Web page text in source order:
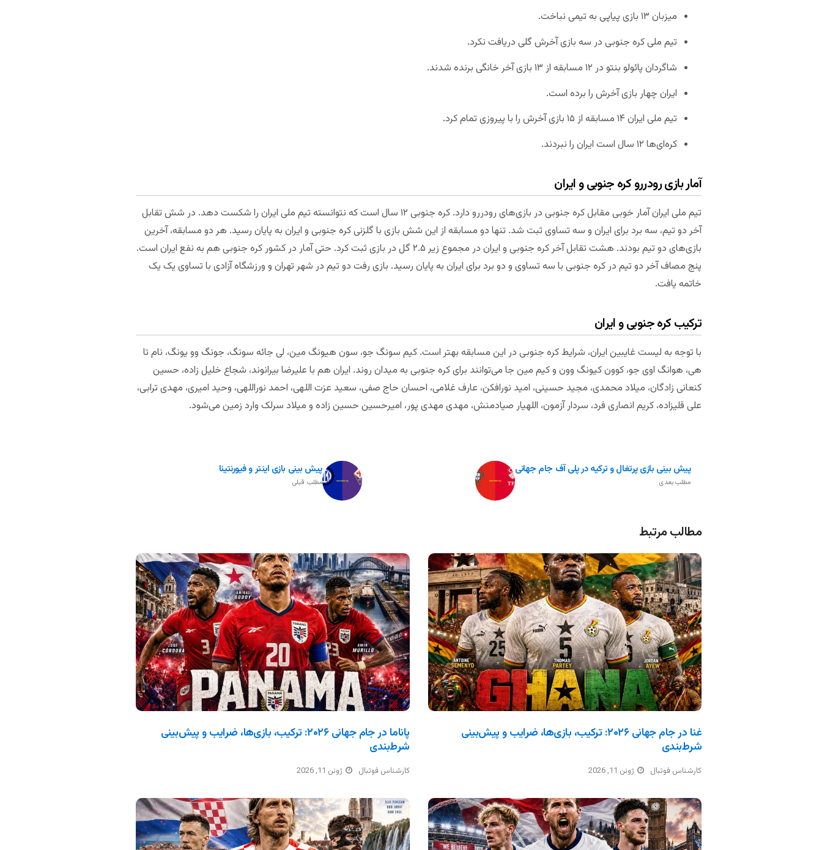
میزبان ۱۳ بازی پیاپی به تیمی نباخت.
تیم ملی کره جنوبی در سه بازی آخرش گلی دریافت نکرد.
شاگردان پائولو بنتو در ۱۲ مسابقه از ۱۳ بازی آخر خانگی برنده شدند.
ایران چهار بازی آخرش را برده است.
تیم ملی ایران ۱۴ مسابقه از ۱۵ بازی آخرش را با پیروزی تمام کرد.
کره‌ای‌ها ۱۲ سال است ایران را نبردند.
آمار بازی رودررو کره جنوبی و ایران
تیم ملی ایران آمار خوبی مقابل کره جنوبی در بازی‌های رودررو دارد. کره جنوبی ۱۲ سال است که نتوانسته تیم ملی ایران را شکست دهد. در شش تقابل
آخر دو تیم، سه برد برای ایران و سه تساوی ثبت شد. تنها دو مسابقه از این شش بازی با گلزنی کره جنوبی و ایران به پایان رسید. هر دو مسابقه، آخرین
بازی‌های دو تیم بودند. هشت تقابل آخر کره جنوبی و ایران در مجموع زیر ۲.۵ گل در بازی ثبت کرد. حتی آمار در کشور کره جنوبی هم به نفع ایران است.
پنج مصاف آخر دو تیم در کره جنوبی با سه تساوی و دو برد برای ایران به پایان رسید. بازی رفت دو تیم در شهر تهران و ورزشگاه آزادی با تساوی یک یک
خاتمه یافت.
ترکیب کره جنوبی و ایران
با توجه به لیست غایبین ایران، شرایط کره جنوبی در این مسابقه بهتر است. کیم سونگ جو، سون هیونگ مین، لی جائه سونگ، جونگ وو یونگ، نام تا
هی، هوانگ اوی جو، کوون کیونگ وون و کیم مین جا می‌توانند برای کره جنوبی به میدان روند. ایران هم با علیرضا بیرانوند، شجاع خلیل زاده، حسین
کنعانی زادگان، میلاد محمدی، مجید حسینی، امید نورافکن، عارف غلامی، احسان حاج صفی، سعید عزت اللهی، احمد نوراللهی، وحید امیری، مهدی ترابی،
علی قلیزاده، کریم انصاری فرد، سردار آزمون، اللهیار صیادمنش، مهدی مهدی پور، امیرحسین حسین زاده و میلاد سرلک وارد زمین می‌شود.
پیش بینی بازی اینتر و فیورنتینا
مطلب قبلی
پیش بینی بازی پرتغال و ترکیه در پلی آف جام جهانی
مطلب بعدی
مطالب مرتبط
پاناما در جام جهانی ۲۰۲۶: ترکیب، بازی‌ها، ضرایب و پیش‌بینی
شرط‌بندی
کارشناس فوتبال ژوئن 11, 2026
غنا در جام جهانی ۲۰۲۶: ترکیب، بازی‌ها، ضرایب و پیش‌بینی
شرط‌بندی
کارشناس فوتبال ژوئن 11, 2026